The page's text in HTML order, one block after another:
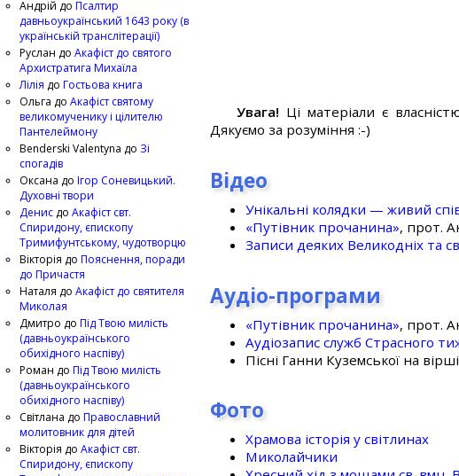
Увага! Ці матеріали є
Дякуємо за розуміння :-)
Відео
Унікальні колядки — живий
«Путівник прочанина», прот.
Записи деяких Великодніх та
Аудіо-програми
«Путівник прочанина», прот.
Аудіозапис служб Страсного
Пісні Ганни Куземської на
Фото
Храмова історія у світлинах
Миколайчики
Андрій до Псалтир
давньоукраїнський 1643 року (в
українській транслітерації)
Руслан до Акафіст до святого
Архистратига Михаїла
Лілія до Гостьова книга
Ольга до Акафіст святому
великомученику і цілителю
Пантелеймону
Benderski Valentyna до Зі
спогадів
Оксана до Ігор Соневицький.
Духовні твори
Денис до Акафіст свт.
Спиридону, єпископу
Тримифунтському, чудотворцю
Вікторія до Пояснення, поради
до Причастя
Наталя до Акафіст до святителя
Миколая
Дмитро до Під Твою милість
(давньоукраїнського
обихідного наспіву)
Роман до Під Твою милість
(давньоукраїнського
обихідного наспіву)
Світлана до Православний
молитовник для дітей
Вікторія до Акафіст свт.
Спиридону, єпископу